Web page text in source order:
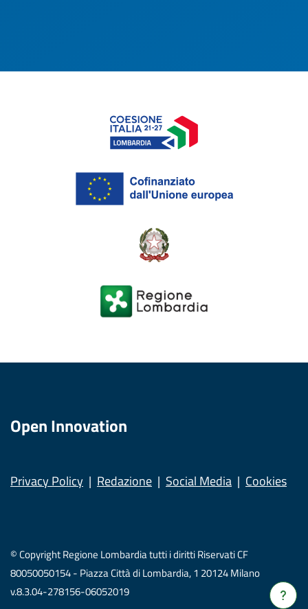
Verrà
Open Innovation
Privacy Policy Redazione Social Media Cookies
© Copyright Regione Lombardia tutti i diritti Riservati CF
80050050154 - Piazza Città di Lombardia, 1 20124 Milano
v.8.3.04-278156-06052019